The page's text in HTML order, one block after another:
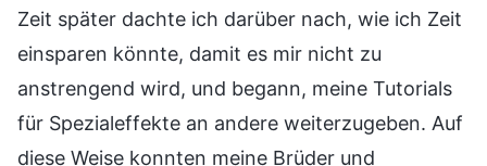
Zeit später dachte ich darüber nach, wie ich Zeit
einsparen könnte, damit es mir nicht zu
anstrengend wird, und begann, meine Tutorials
für Spezialeffekte an andere weiterzugeben. Auf
diese Weise konnten meine Brüder und